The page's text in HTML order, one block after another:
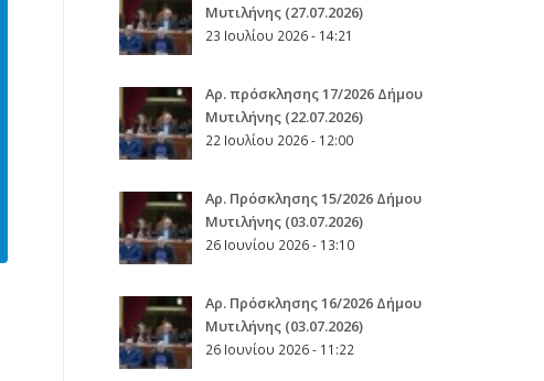
Μυτιλήνης (27.07.2026)
23 Ιουλίου 2026 - 14:21
Αρ. πρόσκλησης 17/2026 Δήμου
Μυτιλήνης (22.07.2026)
22 Ιουλίου 2026 - 12:00
Aρ. Πρόσκλησης 15/2026 Δήμου
Μυτιλήνης (03.07.2026)
26 Ιουνίου 2026 - 13:10
Aρ. Πρόσκλησης 16/2026 Δήμου
Μυτιλήνης (03.07.2026)
26 Ιουνίου 2026 - 11:22